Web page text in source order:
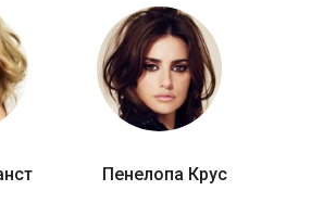
Пенелопа Крус